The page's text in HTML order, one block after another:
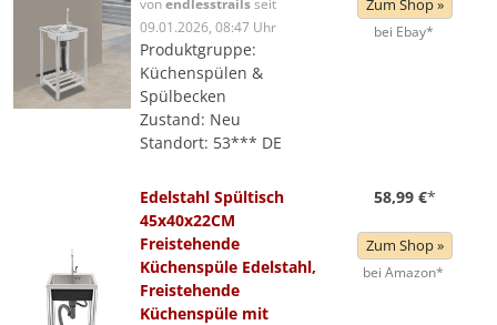
09.01.2026, 08:47 Uhr
Produktgruppe:
Küchenspülen &
Spülbecken
Zustand: Neu
Standort: 53*** DE
Zum Shop »
bei Ebay*
Edelstahl Spültisch
45x40x22CM
Freistehende
Küchenspüle Edelstahl,
Freistehende
Küchenspüle mit
58,99 €*
Zum Shop »
bei Amazon*